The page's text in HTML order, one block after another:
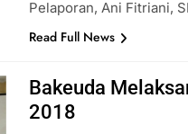
Pelaporan, Ani Fitriani,
Read Full News
Bakeuda
2018